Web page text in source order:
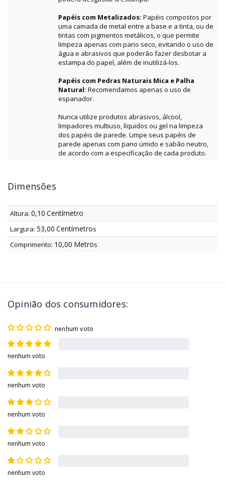
Papéis com Metalizados: Papéis compostos por
uma camada de metal entre a base e a tinta, ou de
tintas com pigmentos metálicos, o que permite
limpeza apenas com pano seco, evitando o uso de
água e abrasivos que poderão fazer desbotar a
estampa do papel, além de inutilizá-los.
Papéis com Pedras Naturais Mica e Palha
Natural: Recomendamos apenas o uso de
espanador.
Nunca utilize produtos abrasivos, álcool,
limpadores multiuso, líquidos ou gel na limpeza
dos papéis de parede. Limpe seus papéis de
parede apenas com pano úmido e sabão neutro,
de acordo com a especificação de cada produto.
Dimensões
Altura: 0,10 Centímetro
Largura: 53,00 Centímetros
Comprimento: 10,00 Metros
Opinião dos consumidores:
nenhum voto
nenhum voto
nenhum voto
nenhum voto
nenhum voto
nenhum voto